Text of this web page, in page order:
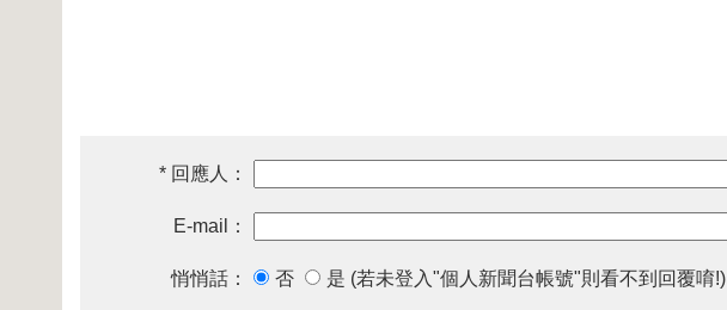
* 回應人：
E-mail：
悄悄話： 否 是 (若未登入"個人新聞台帳號"則看不到回覆唷!)